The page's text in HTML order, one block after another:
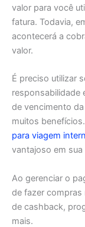
valor para você
fatura. Todavia,
acontecerá a
valor.
É preciso utilizar
responsabilidade
de vencimento
muitos
para viagem
vantajoso em
Ao gerenciar o
de fazer
de cashback,
mais.